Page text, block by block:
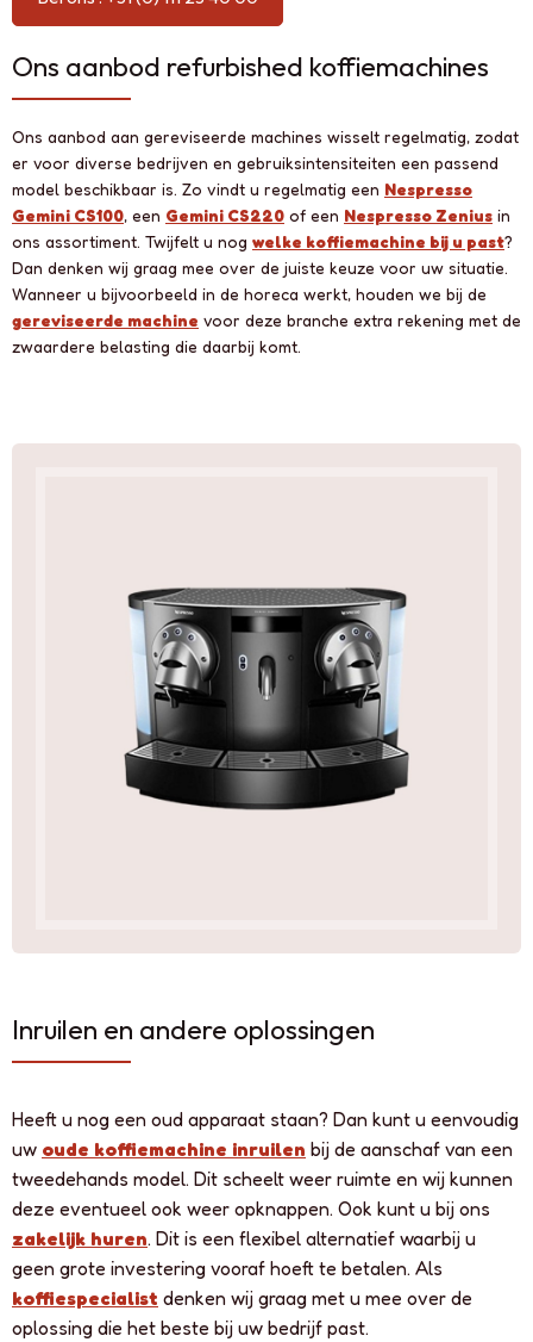
Ons aanbod refurbished koffiemachines
Ons aanbod aan gereviseerde machines wisselt regelmatig, zodat
er voor diverse bedrijven en gebruiksintensiteiten een passend
model beschikbaar is. Zo vindt u regelmatig een Nespresso
Gemini CS100, een Gemini CS220 of een Nespresso Zenius in
ons assortiment. Twijfelt u nog welke koffiemachine bij u past?
Dan denken wij graag mee over de juiste keuze voor uw situatie.
Wanneer u bijvoorbeeld in de horeca werkt, houden we bij de
gereviseerde machine voor deze branche extra rekening met de
zwaardere belasting die daarbij komt.
Inruilen en andere oplossingen
Heeft u nog een oud apparaat staan? Dan kunt u eenvoudig
uw oude koffiemachine inruilen bij de aanschaf van een
tweedehands model. Dit scheelt weer ruimte en wij kunnen
deze eventueel ook weer opknappen. Ook kunt u bij ons
zakelijk huren. Dit is een flexibel alternatief waarbij u
geen grote investering vooraf hoeft te betalen. Als
koffiespecialist denken wij graag met u mee over de
oplossing die het beste bij uw bedrijf past.